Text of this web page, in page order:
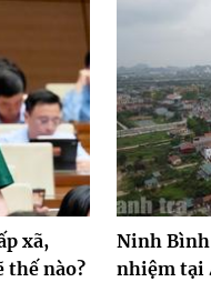
xã,
thế nào?
Ninh Bình
nhiệm tại